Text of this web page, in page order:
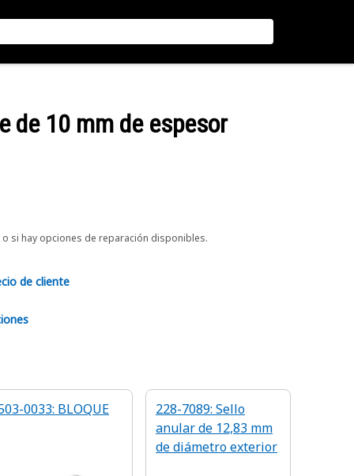
de 10 mm de espesor
si hay opciones de reparación disponibles.
de cliente
0033: BLOQUE
228-7089: Sello
anular de 12,83 mm
de diámetro exterior